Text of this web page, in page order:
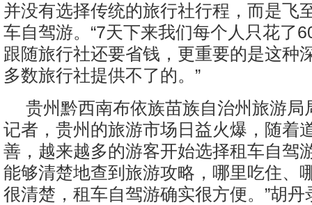
并没有选择传统的旅行社行程，而是飞
车自驾游。“7天下来我们每个人只花了
跟随旅行社还要省钱，更重要的是这种
多数旅行社提供不了的。”
贵州黔西南布依族苗族自治州旅游局
记者，贵州的旅游市场日益火爆，随着
善，越来越多的游客开始选择租车自驾
能够清楚地查到旅游攻略，哪里吃住、
很清楚，租车自驾游确实很方便。”胡丹